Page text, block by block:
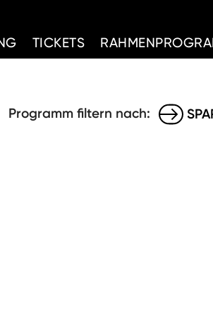
TICKETS
Programm filtern nach: